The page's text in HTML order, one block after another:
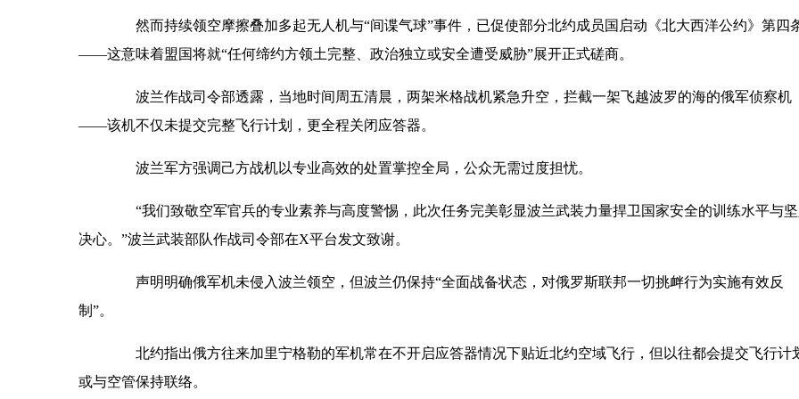
然而持续领空摩擦叠加多起无人机与“间谍气球”事件，已促使部分北约成员国启动《北大西洋公约》第四
——这意味着盟国将就“任何缔约方领土完整、政治独立或安全遭受威胁”展开正式磋商。
波兰作战司令部透露，当地时间周五清晨，两架米格战机紧急升空，拦截一架飞越波罗的海的俄军侦察机
——该机不仅未提交完整飞行计划，更全程关闭应答器。
波兰军方强调己方战机以专业高效的处置掌控全局，公众无需过度担忧。
“我们致敬空军官兵的专业素养与高度警惕，此次任务完美彰显波兰武装力量捍卫国家安全的训练水平与
决心。”波兰武装部队作战司令部在X平台发文致谢。
声明明确俄军机未侵入波兰领空，但波兰仍保持“全面战备状态，对俄罗斯联邦一切挑衅行为实施有效反
制”。
北约指出俄方往来加里宁格勒的军机常在不开启应答器情况下贴近北约空域飞行，但以往都会提交飞行计
或与空管保持联络。